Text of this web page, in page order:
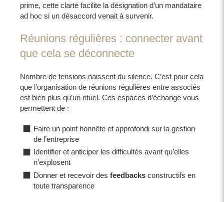
prime, cette clarté facilite la désignation d’un mandataire
ad hoc si un désaccord venait à survenir.
Réunions régulières : connecter avant
que cela se déconnecte
Nombre de tensions naissent du silence. C’est pour cela
que l’organisation de réunions régulières entre associés
est bien plus qu’un rituel. Ces espaces d’échange vous
permettent de :
Faire un point honnête et approfondi sur la gestion
de l’entreprise
Identifier et anticiper les difficultés avant qu’elles
n’explosent
Donner et recevoir des feedbacks constructifs en
toute transparence